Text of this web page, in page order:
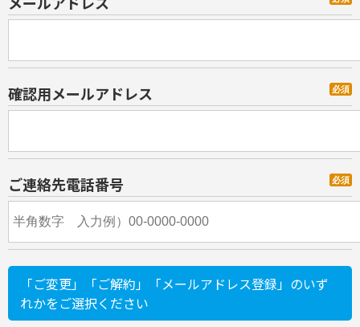
必須
確認用メールアドレス
必須
ご連絡先電話番号
「ご変更」「ご解約」「メールアドレス登録」のいず
れかをご選択ください